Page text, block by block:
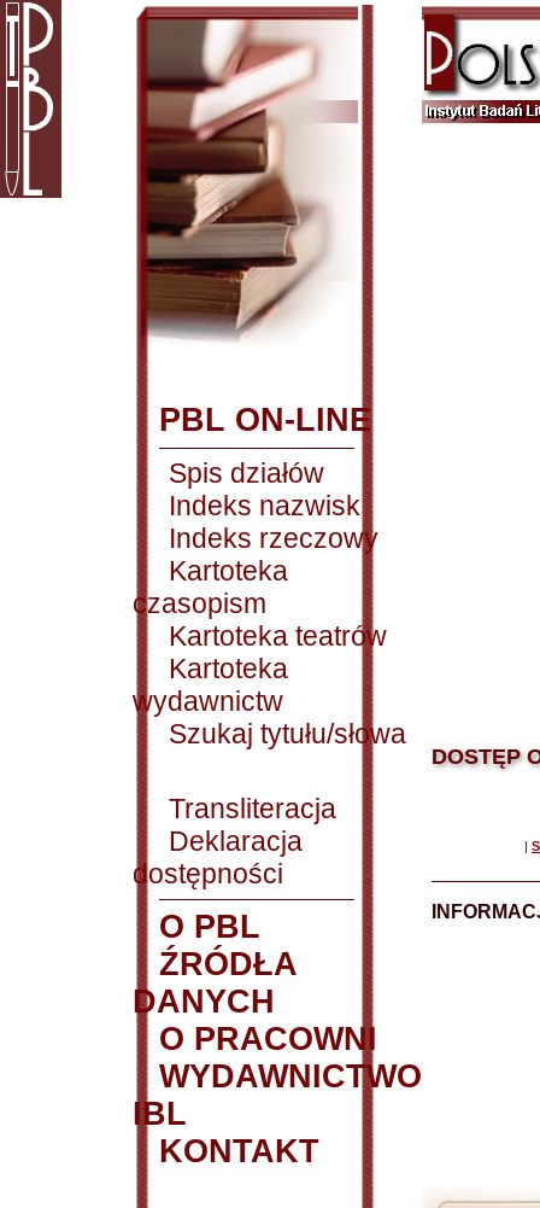
PBL ON-LINE
Spis działów
Indeks nazwisk
Indeks rzeczowy
Kartoteka
czasopism
Kartoteka teatrów
Kartoteka
wydawnictw
Szukaj tytułu/słowa
Transliteracja
Deklaracja
dostępności
O PBL
ŹRÓDŁA
DANYCH
O PRACOWNI
WYDAWNICTWO
IBL
KONTAKT
DOSTĘP
|